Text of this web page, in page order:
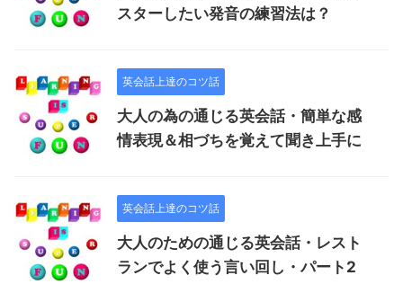
スターしたい発音の練習法は？
英会話上達のコツ話
大人の為の通じる英会話・簡単な感
情表現＆相づちを覚えて聞き上手に
英会話上達のコツ話
大人のための通じる英会話・レスト
ランでよく使う言い回し・パート2